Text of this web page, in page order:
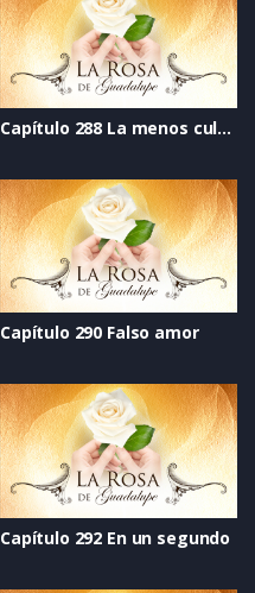
Capítulo 288 La menos culpable
Capítulo 290 Falso amor
Capítulo 292 En un segundo